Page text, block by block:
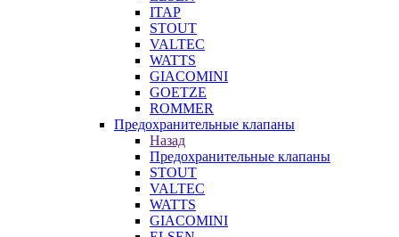
ITAP
STOUT
VALTEC
WATTS
GIACOMINI
GOETZE
ROMMER
Предохранительные клапаны
Назад
Предохранительные клапаны
STOUT
VALTEC
WATTS
GIACOMINI